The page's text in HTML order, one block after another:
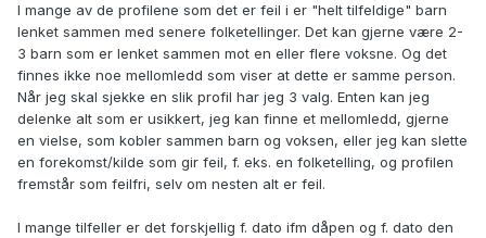
I mange av de profilene som det er feil i er "helt tilfeldige" barn
lenket sammen med senere folketellinger. Det kan gjerne være 2-
3 barn som er lenket sammen mot en eller flere voksne. Og det
finnes ikke noe mellomledd som viser at dette er samme person.
Når jeg skal sjekke en slik profil har jeg 3 valg. Enten kan jeg
delenke alt som er usikkert, jeg kan finne et mellomledd, gjerne
en vielse, som kobler sammen barn og voksen, eller jeg kan slette
en forekomst/kilde som gir feil, f. eks. en folketelling, og profilen
fremstår som feilfri, selv om nesten alt er feil.
I mange tilfeller er det forskjellig f. dato ifm dåpen og f. dato den